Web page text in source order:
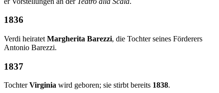
1836
Verdi heiratet Margherita Barezzi, die Tochter seines Förderers
Antonio Barezzi.
1837
TochterVirginia wird geboren; sie stirbt bereits 1838.